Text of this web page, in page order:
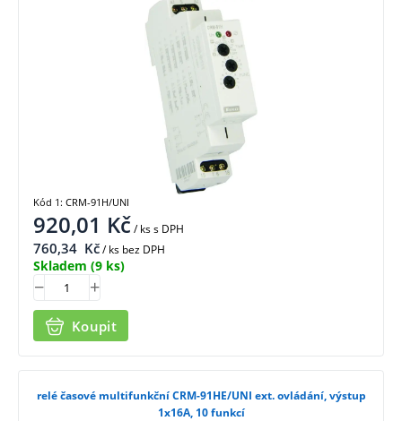
920,01 Kč/ kss DPH
760,34 Kč/ ks bez DPH
Skladem (9 ks)
Koupit
Kód 1: CRM-91H/UNI
relé časové multifunkční CRM-91HE/UNI ext. ovládání, výstup
1x16A, 10 funkcí